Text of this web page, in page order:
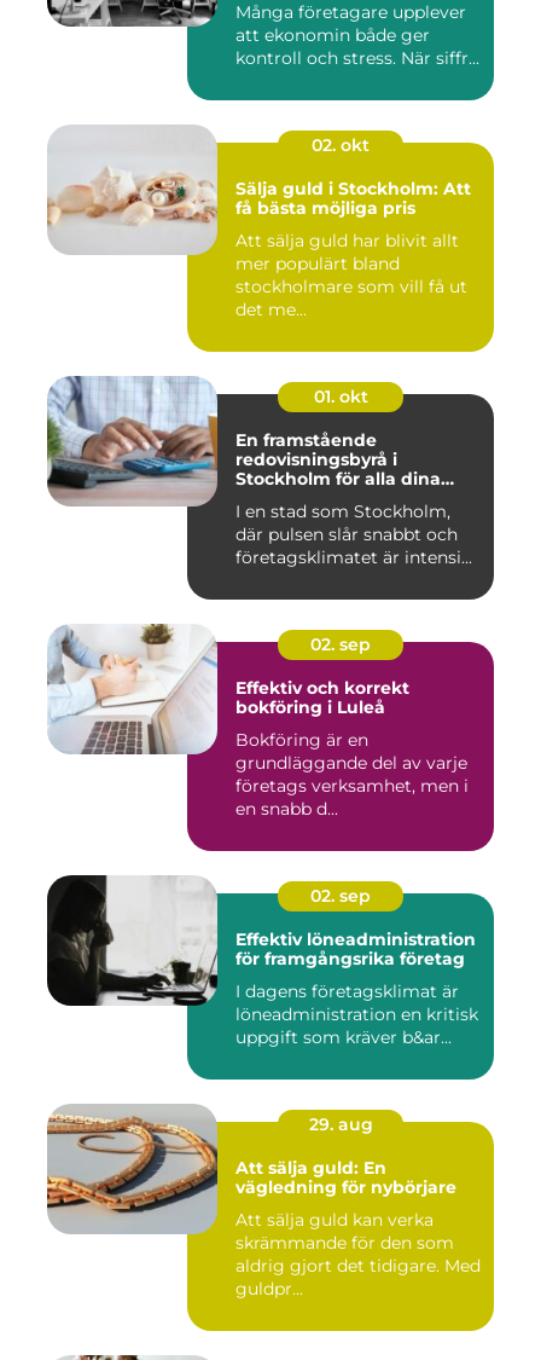
Många företagare upplever
att ekonomin både ger
kontroll och stress. När siffr...
02. okt
Sälja guld i Stockholm: Att
få bästa möjliga pris
Att sälja guld har blivit allt
mer populärt bland
stockholmare som vill få ut
det me...
01. okt
En framstående
redovisningsbyrå i
Stockholm för alla dina
I en stad som Stockholm,
där pulsen slår snabbt och
företagsklimatet är intensi...
02. sep
Effektiv och korrekt
bokföring i Luleå
Bokföring är en
grundläggande del av varje
företags verksamhet, men i
en snabb d...
02. sep
Effektiv löneadministration
för framgångsrika företag
I dagens företagsklimat är
löneadministration en kritisk
uppgift som kräver b&ar...
29. aug
Att sälja guld: En
vägledning för nybörjare
Att sälja guld kan verka
skrämmande för den som
aldrig gjort det tidigare. Med
guldpr...